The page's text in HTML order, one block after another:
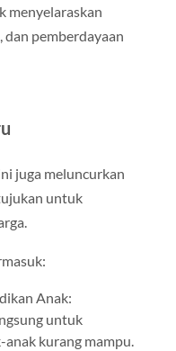
menyelaraskan
dan pemberdayaan
juga meluncurkan
untuk
Anak:
untuk
kurang mampu.